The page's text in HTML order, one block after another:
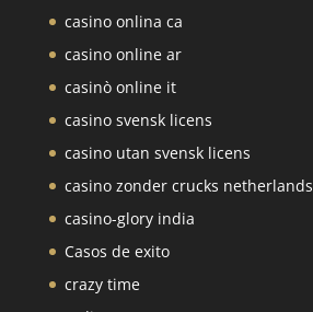
casino onlina ca
casino online ar
casinò online it
casino svensk licens
casino utan svensk licens
casino zonder crucks netherlands
casino-glory india
Casos de exito
crazy time